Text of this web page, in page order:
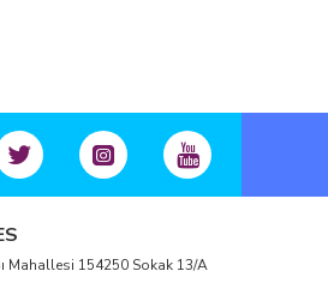
Mahallesi 154250 Sokak 13/A